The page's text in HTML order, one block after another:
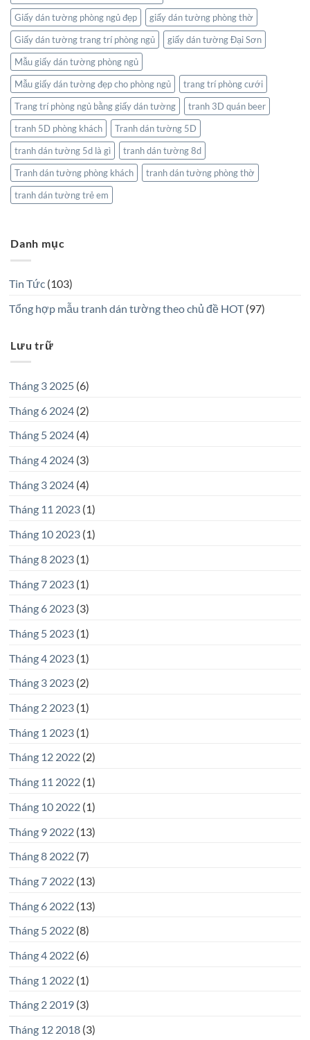
Giấy dán tường phòng ngủ đẹp
giấy dán tường phòng thờ
Giấy dán tường trang trí phòng ngủ
giấy dán tường Đại Sơn
Mẫu giấy dán tường phòng ngủ
Mẫu giấy dán tường đẹp cho phòng ngủ
trang trí phòng cưới
Trang trí phòng ngủ bằng giấy dán tường
tranh 3D quán beer
tranh 5D phòng khách
Tranh dán tường 5D
tranh dán tường 5d là gì
tranh dán tường 8d
Tranh dán tường phòng khách
tranh dán tường phòng thờ
tranh dán tường trẻ em
Danh mục
Tin Tức(103)
Tổng hợp mẫu tranh dán tường theo chủ đề HOT(97)
Lưu trữ
Tháng 3 2025(6)
Tháng 6 2024(2)
Tháng 5 2024(4)
Tháng 4 2024(3)
Tháng 3 2024(4)
Tháng 11 2023(1)
Tháng 10 2023(1)
Tháng 8 2023(1)
Tháng 7 2023(1)
Tháng 6 2023(3)
Tháng 5 2023(1)
Tháng 4 2023(1)
Tháng 3 2023(2)
Tháng 2 2023(1)
Tháng 1 2023(1)
Tháng 12 2022(2)
Tháng 11 2022(1)
Tháng 10 2022(1)
Tháng 9 2022(13)
Tháng 8 2022(7)
Tháng 7 2022(13)
Tháng 6 2022(13)
Tháng 5 2022(8)
Tháng 4 2022(6)
Tháng 1 2022(1)
Tháng 2 2019(3)
Tháng 12 2018(3)